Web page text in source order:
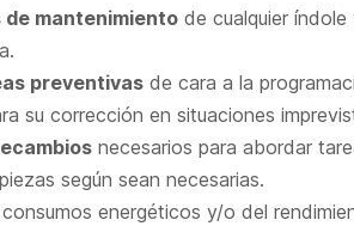
mantenimiento de cualquier
preventivas de cara a la
su corrección en situaciones
necesarios para abordar
según sean necesarias.
energéticos y/o del